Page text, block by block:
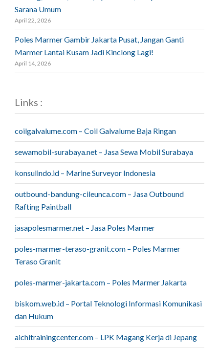
Sarana Umum
April 22, 2026
Poles Marmer Gambir Jakarta Pusat, Jangan Ganti
Marmer Lantai Kusam Jadi Kinclong Lagi!
April 14, 2026
Links :
coilgalvalume.com – Coil Galvalume Baja Ringan
sewamobil-surabaya.net – Jasa Sewa Mobil Surabaya
konsulindo.id – Marine Surveyor Indonesia
outbound-bandung-cileunca.com – Jasa Outbound
Rafting Paintball
jasapolesmarmer.net – Jasa Poles Marmer
poles-marmer-teraso-granit.com – Poles Marmer
Teraso Granit
poles-marmer-jakarta.com – Poles Marmer Jakarta
biskom.web.id – Portal Teknologi Informasi Komunikasi
dan Hukum
aichitrainingcenter.com – LPK Magang Kerja di Jepang